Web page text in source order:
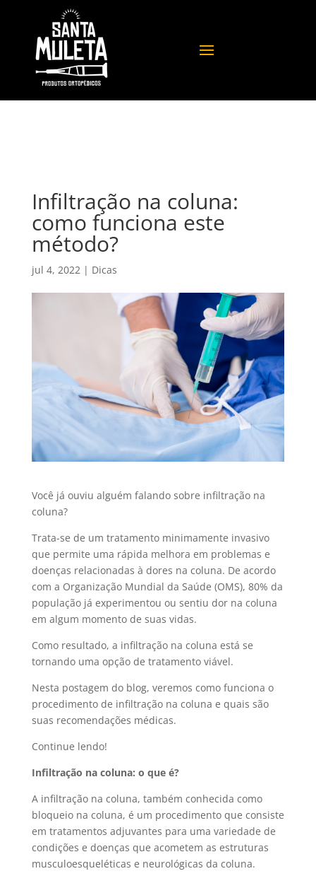
Infiltração na coluna:
como funciona este
método?
jul 4, 2022| Dicas
Você já ouviu alguém falando sobre infiltração na
coluna?
Trata-se de um tratamento minimamente invasivo
que permite uma rápida melhora em problemas e
doenças relacionadas à dores na coluna. De acordo
com a Organização Mundial da Saúde (OMS), 80% da
população já experimentou ou sentiu dor na coluna
em algum momento de suas vidas.
Como resultado, a infiltração na coluna está se
tornando uma opção de tratamento viável.
Nesta postagem do blog, veremos como funciona o
procedimento de infiltração na coluna e quais são
suas recomendações médicas.
Continue lendo!
Infiltração na coluna: o que é?
A infiltração na coluna, também conhecida como
bloqueio na coluna, é um procedimento que consiste
em tratamentos adjuvantes para uma variedade de
condições e doenças que acometem as estruturas
musculoesqueléticas e neurológicas da coluna.